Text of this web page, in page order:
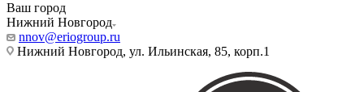
Ваш город
Нижний Новгород
nnov@eriogroup.ru
Нижний Новгород, ул. Ильинская, 85, корп.1